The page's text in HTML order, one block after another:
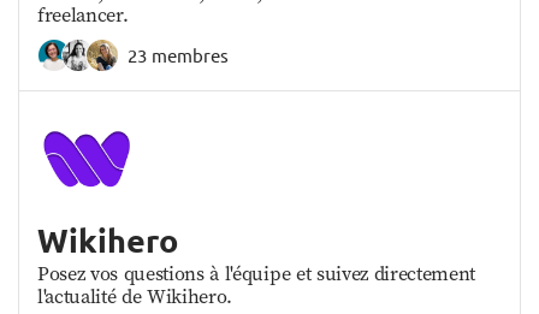
freelancer.
23 membres
Wikihero
Posez vos questions à l'équipe et suivez directement
l'actualité de Wikihero.